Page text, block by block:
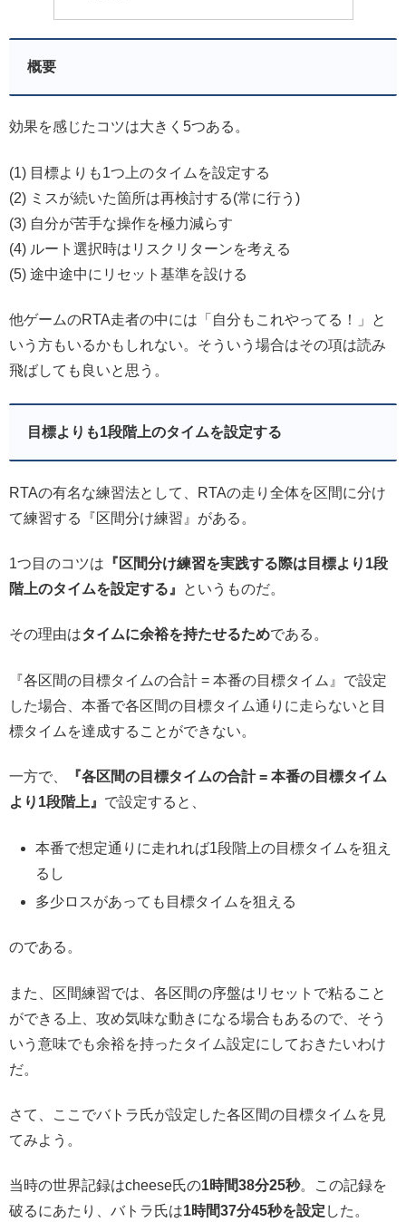
概要
効果を感じたコツは大きく5つある。
(1) 目標よりも1つ上のタイムを設定する
(2) ミスが続いた箇所は再検討する(常に行う)
(3) 自分が苦手な操作を極力減らす
(4) ルート選択時はリスクリターンを考える
(5) 途中途中にリセット基準を設ける
他ゲームのRTA走者の中には「自分もこれやってる！」と
いう方もいるかもしれない。そういう場合はその項は読み
飛ばしても良いと思う。
目標よりも1段階上のタイムを設定する
RTAの有名な練習法として、RTAの走り全体を区間に分け
て練習する『区間分け練習』がある。
1つ目のコツは 『区間分け練習を実践する際は目標より1段
階上のタイムを設定する』
というものだ。
その理由はタイムに余裕を持たせるためである。
『各区間の目標タイムの合計 = 本番の目標タイム』で設定
した場合、本番で各区間の目標タイム通りに走らないと目
標タイムを達成することができない。
一方で、
『各区間の目標タイムの合計 = 本番の目標タイム
より1段階上』 で設定すると、
本番で想定通りに走れれば1段階上の目標タイムを狙え
るし
多少ロスがあっても目標タイムを狙える
のである。
また、区間練習では、各区間の序盤はリセットで粘ること
ができる上、攻め気味な動きになる場合もあるので、そう
いう意味でも余裕を持ったタイム設定にしておきたいわけ
だ。
さて、ここでバトラ氏が設定した各区間の目標タイムを見
てみよう。
当時の世界記録はcheese氏の1時間38分25秒。この記録を
破るにあたり、バトラ氏は1時間37分45秒を設定 した。